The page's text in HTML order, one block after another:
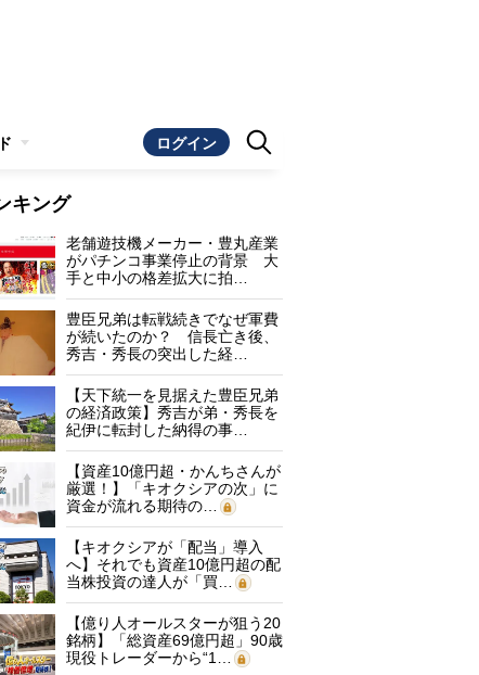
ログイン
キング
老舗遊技機メーカー・豊丸産業
がパチンコ事業停止の背景 大
手と中小の格差拡大に拍…
豊臣兄弟は転戦続きでなぜ軍費
が続いたのか？ 信長亡き後、
秀吉・秀長の突出した経…
【天下統一を見据えた豊臣兄弟
の経済政策】秀吉が弟・秀長を
紀伊に転封した納得の事…
【資産10億円超・かんちさんが
厳選！】「キオクシアの次」に
資金が流れる期待の…
【キオクシアが「配当」導入
へ】それでも資産10億円超の配
当株投資の達人が「買…
【億り人オールスターが狙う20
銘柄】「総資産69億円超」90歳
現役トレーダーから“1…